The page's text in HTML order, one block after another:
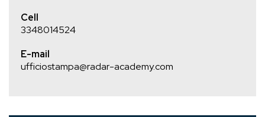
Cell
3348014524
E-mail
ufficiostampa@radar-academy.com